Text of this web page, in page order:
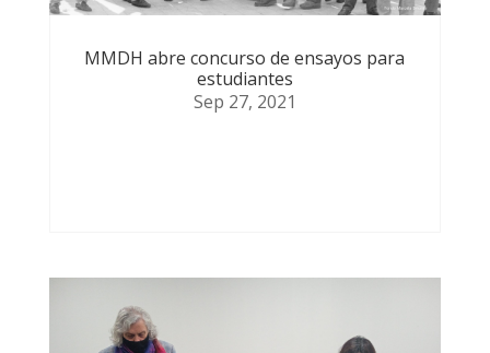
MMDH abre concurso de ensayos para
estudiantes
Sep 27, 2021